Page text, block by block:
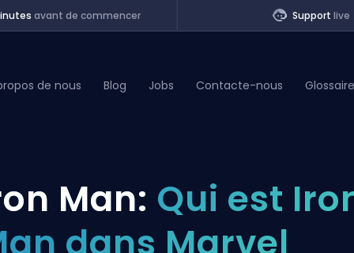
avant de commencer Support live
de nous Blog Jobs Contacte-nous Glossaire
Man: Qui est
dans Marvel